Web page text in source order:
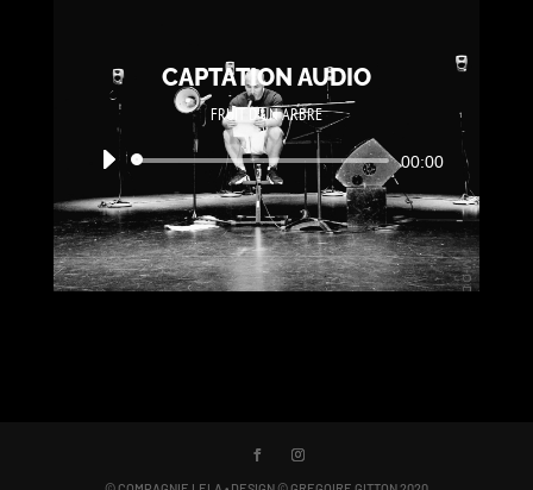
CAPTATION AUDIO
FRUIT D'UN ARBRE
Lecteur
audio
00:00